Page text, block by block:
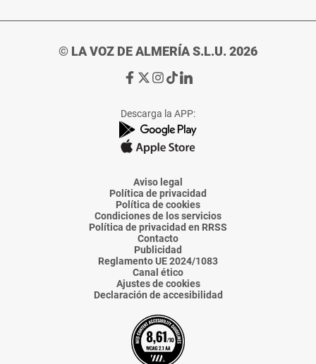
© LA VOZ DE ALMERÍA S.L.U. 2026
Ir
de
La
Voz
Almería
Ir
de
La
Voz
Almería
Ir
de
La
Voz
Almería
Ir
de
La
Voz
Almería
Ir
de
La
Voz
Descarga la APP:
Aviso legal
Política de privacidad
Política de cookies
Condiciones de los servicios
Política de privacidad en RRSS
Contacto
Publicidad
Reglamento UE 2024/1083
Canal ético
Ajustes de cookies
Declaración de accesibilidad